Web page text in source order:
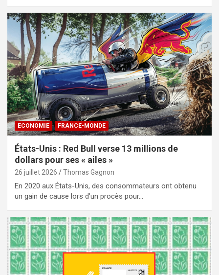
ECONOMIE FRANCE-MONDE
États-Unis : Red Bull verse 13 millions de
dollars pour ses « ailes »
26 juillet 2026 Thomas Gagnon
En 2020 aux États-Unis, des consommateurs ont obtenu
un gain de cause lors d’un procès pour…